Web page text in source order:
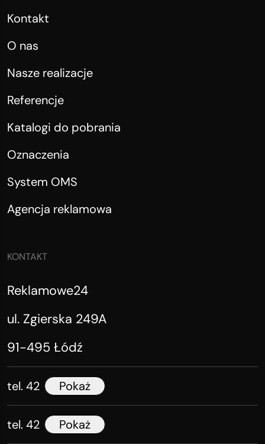
Kontakt
O nas
Nasze realizacje
Referencje
Katalogi do pobrania
Oznaczenia
System OMS
Agencja reklamowa
KONTAKT
Reklamowe24
ul. Zgierska 249A
91-495 Łódź
tel. 42 Pokaż
tel. 42 Pokaż